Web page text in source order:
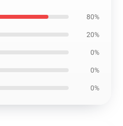
80%
20%
0%
0%
0%